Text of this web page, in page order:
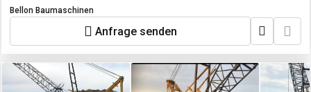
Bellon Baumaschinen
Anfrage senden